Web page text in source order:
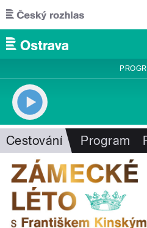
Přejít k hlavnímu obsahu
Cestování Program